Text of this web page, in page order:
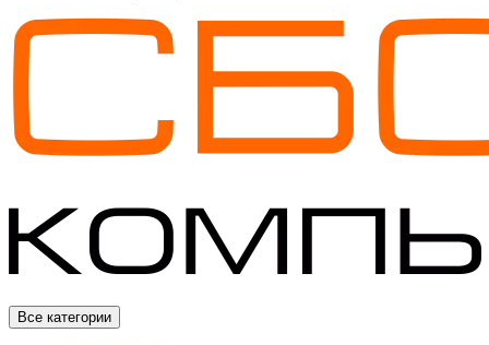
Все категории